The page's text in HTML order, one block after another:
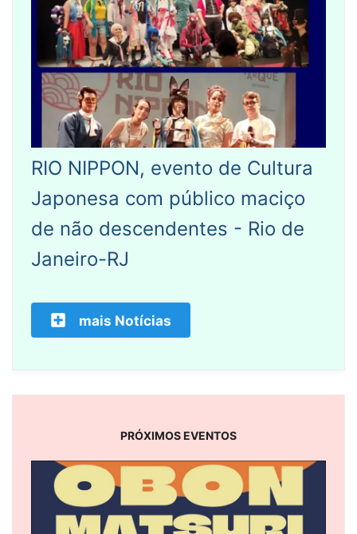
RIO NIPPON, evento de Cultura
Japonesa com público maciço
de não descendentes - Rio de
Janeiro-RJ
mais Notícias
PRÓXIMOS EVENTOS